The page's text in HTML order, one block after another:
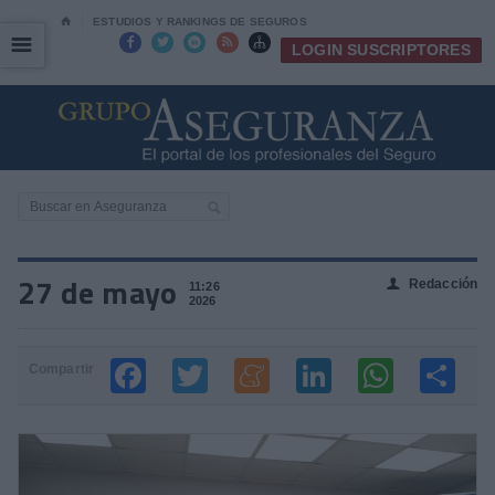
⌂ ESTUDIOS Y RANKINGS DE SEGUROS
     LOGIN SUSCRIPTORES
☰
☰
27 de mayo
11:26
2026
👤 Redacción